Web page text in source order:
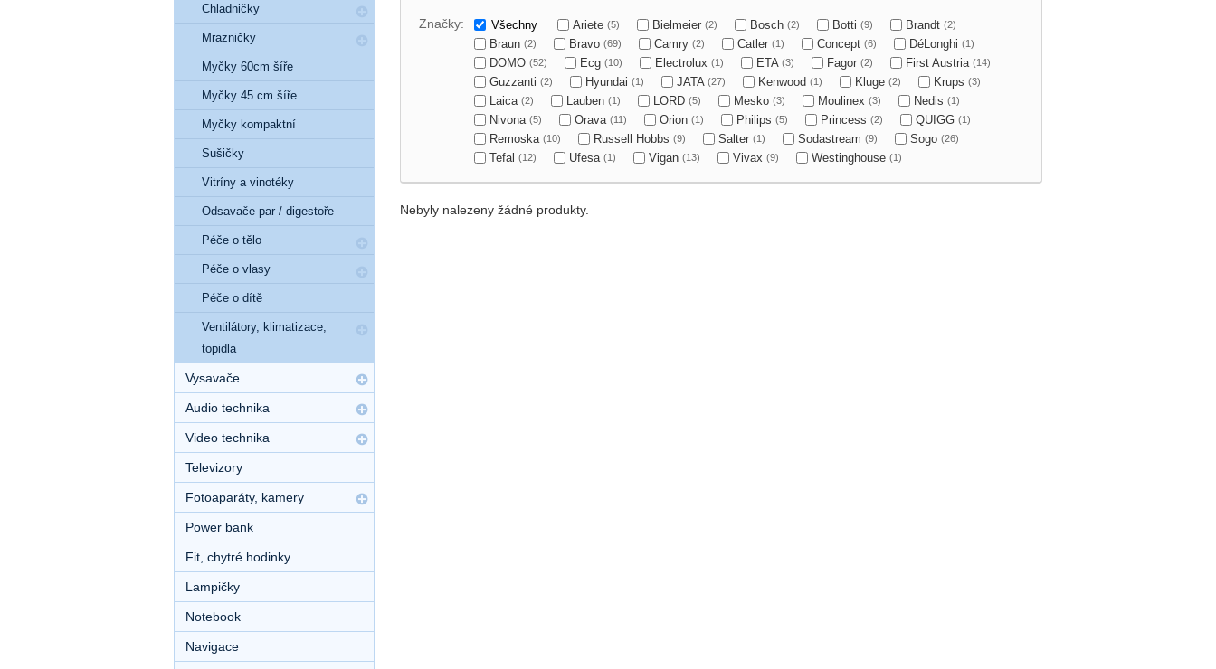
Značky: Všechny Ariete (5) Bielmeier (2) Bosch (2) Botti (9) Brandt (2)
Braun (2) Bravo (69) Camry (2) Catler (1) Concept (6) DéLonghi (1)
DOMO (52) Ecg (10) Electrolux (1) ETA (3) Fagor (2) First Austria (14)
Guzzanti (2) Hyundai (1) JATA (27) Kenwood (1) Kluge (2) Krups (3)
Laica (2) Lauben (1) LORD (5) Mesko (3) Moulinex (3) Nedis (1)
Nivona (5) Orava (11) Orion (1) Philips (5) Princess (2) QUIGG (1)
Remoska (10) Russell Hobbs (9) Salter (1) Sodastream (9) Sogo (26)
Tefal (12) Ufesa (1) Vigan (13) Vivax (9) Westinghouse (1)
Nebyly nalezeny žádné produkty.
Chladničky
Mrazničky
Myčky 60cm šíře
Myčky 45 cm šíře
Myčky kompaktní
Sušičky
Vitríny a vinotéky
Odsavače par / digestoře
Péče o tělo
Péče o vlasy
Péče o dítě
Ventilátory, klimatizace,
topidla
Vysavače
Audio technika
Video technika
Televizory
Fotoaparáty, kamery
Power bank
Fit, chytré hodinky
Lampičky
Notebook
Navigace